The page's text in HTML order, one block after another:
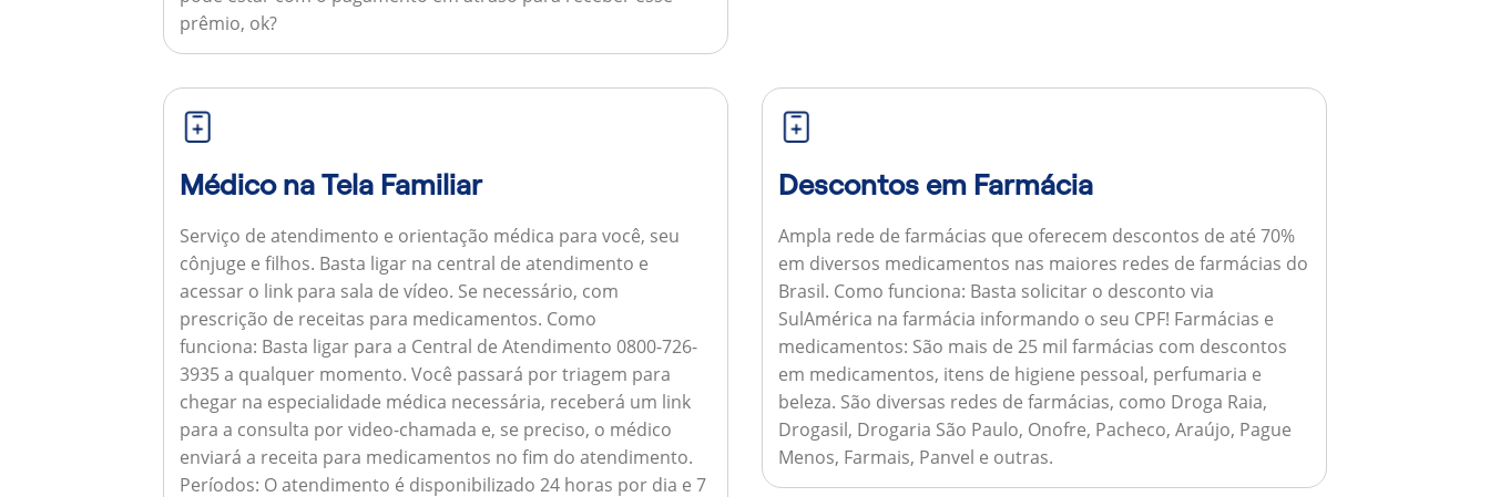
prêmio, ok?
Médico na Tela Familiar
Serviço de atendimento e orientação médica para você, seu
cônjuge e filhos. Basta ligar na central de atendimento e
acessar o link para sala de vídeo. Se necessário, com
prescrição de receitas para medicamentos. Como
funciona: Basta ligar para a Central de Atendimento 0800-726-
3935 a qualquer momento. Você passará por triagem para
chegar na especialidade médica necessária, receberá um link
para a consulta por video-chamada e, se preciso, o médico
enviará a receita para medicamentos no fim do atendimento.
Períodos: O atendimento é disponibilizado 24 horas por dia e 7
Descontos em Farmácia
Ampla rede de farmácias que oferecem descontos de até 70%
em diversos medicamentos nas maiores redes de farmácias do
Brasil. Como funciona: Basta solicitar o desconto via
SulAmérica na farmácia informando o seu CPF! Farmácias e
medicamentos: São mais de 25 mil farmácias com descontos
em medicamentos, itens de higiene pessoal, perfumaria e
beleza. São diversas redes de farmácias, como Droga Raia,
Drogasil, Drogaria São Paulo, Onofre, Pacheco, Araújo, Pague
Menos, Farmais, Panvel e outras.